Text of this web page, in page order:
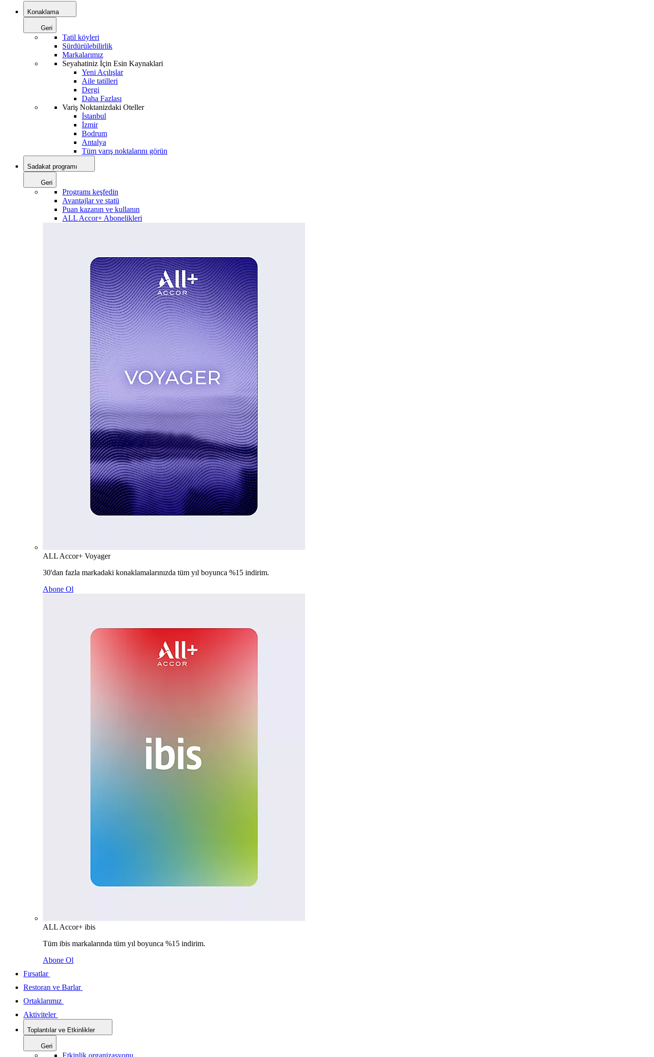
Konaklama
Geri
Tatil köyleri
Sürdürülebilirlik
Markalarımız
Seyahatiniz İçin Esin Kaynaklari
Yeni Açılışlar
Aile tatilleri
Dergi
Daha Fazlası
Variş Noktanizdaki Oteller
İstanbul
İzmir
Bodrum
Antalya
Tüm varış noktalarını görün
Sadakat programı
Geri
Programı keşfedin
Avantajlar ve statü
Puan kazanın ve kullanın
ALL Accor+ Abonelikleri
ALL Accor+ Voyager
30'dan fazla markadaki konaklamalarınızda tüm yıl boyunca %15 indirim.
Abone Ol
ALL Accor+ ibis
Tüm ibis markalarında tüm yıl boyunca %15 indirim.
Abone Ol
Fırsatlar
Restoran ve Barlar
Ortaklarımız
Aktiviteler
Toplantılar ve Etkinlikler
Geri
Etkinlik organizasyonu